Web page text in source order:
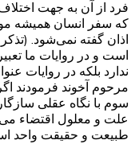
فرد از آن به جهت
که سفر انسان همیشه
اذان گفته نمی‌شود.
است و در روایات ما
ندارد بلکه در روایات
مرحوم آخوند فرمودند
سوم با نگاه عقلی
علت و معلول اقتضاء
طبیعت و حقیقت واحد